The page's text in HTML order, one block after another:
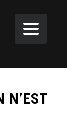
N’EST